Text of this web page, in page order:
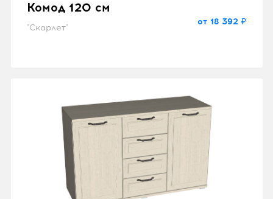
Комод 120 см
"Скарлет"
от 18 392 ₽